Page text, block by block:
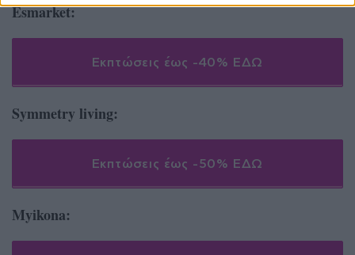
Esmarket:
Εκπτώσεις έως -40% ΕΔΩ
Symmetry living:
Εκπτώσεις έως -50% ΕΔΩ
Myikona: